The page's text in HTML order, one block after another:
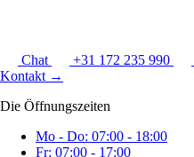
Chat +31 172 235 990
Kontakt →
Die Öffnungszeiten
Mo - Do: 07:00 - 18:00
Fr: 07:00 - 17:00